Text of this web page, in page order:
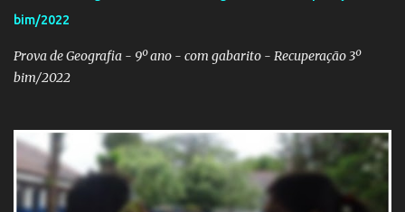
achar a bandeira correta, com a resolução adequada... a maior
função. Eu sei porque já precisei fazer isso. Como deixei os
arquivos armazenados em cas...
bim/2022
Prova de Geografia - 9º ano - com gabarito - Recuperação 3º
bim/2022